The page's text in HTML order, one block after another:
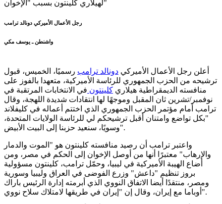
رجل الأعمال الأميركي دونالد ترامب
واشنطن ـ يوسف مكي
أعلن رجل الأعمال الأميركي دونالد ترامب رسميًا، الخميس، قبول
ترشيحه من الحزب الجمهوري للرئاسة الأميركية، متعهدا بالفوز على
منافسته الديمقراطية هيلاري كلينتون في الانتخابات المرتقبة في
نوفمبر/تشرين ثان المقبل وموجهًا لها انتقادات شديدة اللهجة، وقال
ترامب أمام مؤتمر الحزب الجمهوري الذي اختتم أعماله في كليفلاند
"بكل تواضع وامتنان أقبل ترشيحكم لي للرئاسة الولايات المتحدة،
وسويًا، سنعيد حزبنا إلى البيت الأبيض".
واعتبر ترامب أن رصيد منافسته كلينتون هو "الموت والدمار
والإرهاب" معتبرًا أنها من أوصل الإخوان إلى الحكم في مصر، ومن
أضاع الهيبة الأميركية في ليبيا، وحمّل ترامب، كلينتون مسؤولية
بروز تنظيم "داعش" وزرع الفوضى في العراق وليبيا وسورية
ومصر، منتقدًا أيضا الاتفاق النووي الذي أبرمته إدارة الرئيس باراك
أوباما مع إيران، وقال إن "إيران في طريقها لامتلاك سلاح نووي".